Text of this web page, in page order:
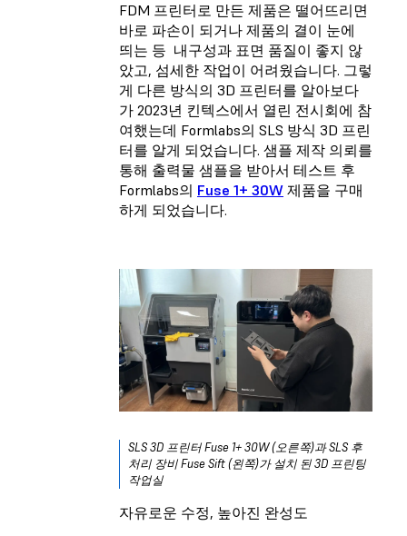
FDM 프린터로 만든 제품은 떨어뜨리면
바로 파손이 되거나 제품의 결이 눈에
띄는 등 내구성과 표면 품질이 좋지 않
았고, 섬세한 작업이 어려웠습니다. 그렇
게 다른 방식의 3D 프린터를 알아보다
가 2023년 킨텍스에서 열린 전시회에 참
여했는데 Formlabs의 SLS 방식 3D 프린
터를 알게 되었습니다. 샘플 제작 의뢰를
통해 출력물 샘플을 받아서 테스트 후
Formlabs의 Fuse 1+ 30W 제품을 구매
하게 되었습니다.
SLS 3D 프린터 Fuse 1+ 30W (오른쪽)과 SLS 후
처리 장비 Fuse Sift (왼쪽)가 설치 된 3D 프린팅
작업실
자유로운 수정, 높아진 완성도